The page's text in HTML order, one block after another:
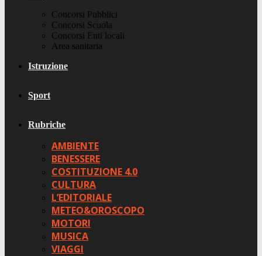
Concorsi Pubblici
Concorsi Scuola
Concorsi Enti locali
Area sanitaria
Istruzione
Sport
Rubriche
AMBIENTE
BENESSERE
COSTITUZIONE 4.0
CULTURA
L’EDITORIALE
METEO&OROSCOPO
MOTORI
MUSICA
VIAGGI